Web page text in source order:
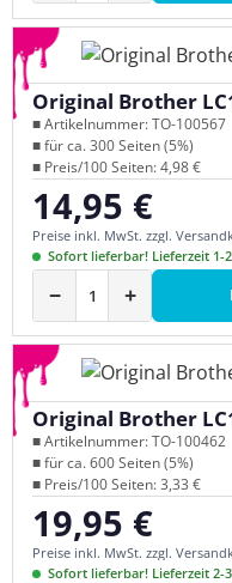
Original Brother
■ Artikelnummer: TO-100567
■ für ca. 300 Seiten (5%)
■ Preis/100 Seiten: 4,98 €
Regulärer Preis:
14,95 €
Preise inkl. MwSt. zzgl.
Sofort lieferbar! Lieferzeit 1-
− +
Original Brother
■ Artikelnummer: TO-100462
■ für ca. 600 Seiten (5%)
■ Preis/100 Seiten: 3,33 €
Regulärer Preis:
19,95 €
Preise inkl. MwSt. zzgl.
Sofort lieferbar! Lieferzeit 2-